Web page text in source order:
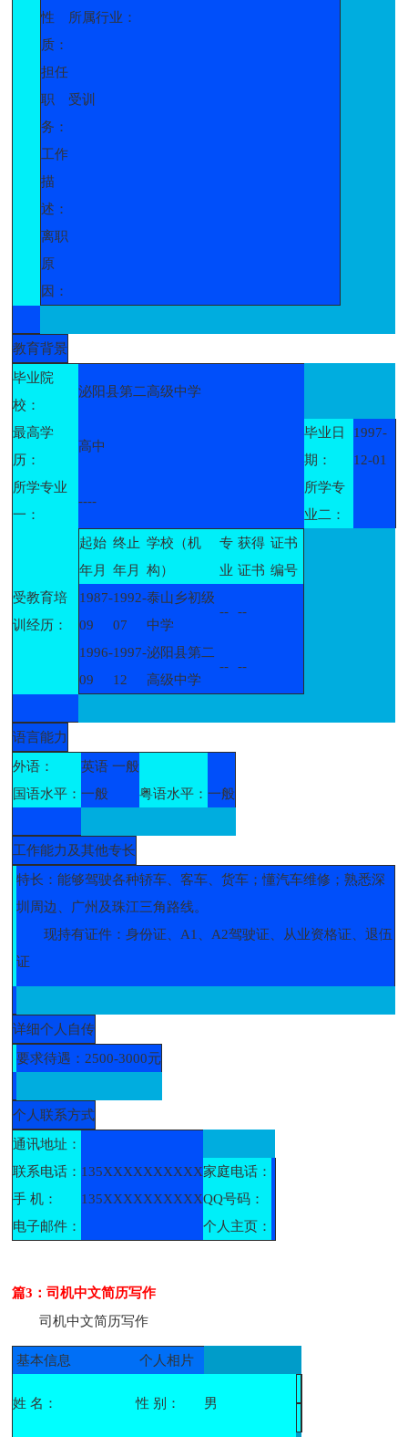
性
质：
所属行业：
担任
职
务：
受训
工作
描
述：
离职
原
因：
教育背景
毕业院
校：
泌阳县第二高级中学
最高学
历：
高中
毕业日
期：
1997-
12-01
所学专业
一：
----
所学专
业二：
受教育培
训经历：
起始
年月
终止
年月
学校（机
构）
专
业
获得
证书
证书
编号
1987-
09
1992-
07
泰山乡初级
中学
-- --
1996-
09
1997-
12
泌阳县第二
高级中学
-- --
语言能力
外语：
英语 一般
国语水平：一般 粤语水平：一般
工作能力及其他专长
特长：能够驾驶各种轿车、客车、货车；懂汽车维修；熟悉深
圳周边、广州及珠江三角路线。
现持有证件：身份证、A1、A2驾驶证、从业资格证、退伍
证
详细个人自传
要求待遇：2500-3000元
个人联系方式
通讯地址：
联系电话： 135XXXXXXXXXX家庭电话：
手 机：
135XXXXXXXXXXQQ号码：
电子邮件：
个人主页：
篇3：司机中文简历写作
司机中文简历写作
基本信息 个人相片
姓 名： 性 别： 男